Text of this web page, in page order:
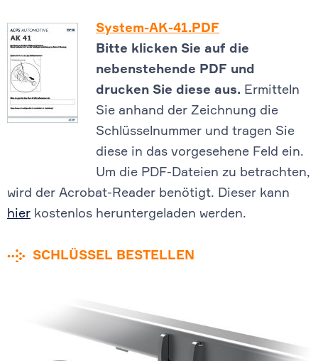
System-AK-41.PDF
Bitte klicken Sie auf die
nebenstehende PDF und
drucken Sie diese aus. Ermitteln
Sie anhand der Zeichnung die
Schlüsselnummer und tragen Sie
diese in das vorgesehene Feld ein.
Um die PDF-Dateien zu betrachten,
wird der Acrobat-Reader benötigt. Dieser kann
hier kostenlos heruntergeladen werden.
SCHLÜSSEL BESTELLEN